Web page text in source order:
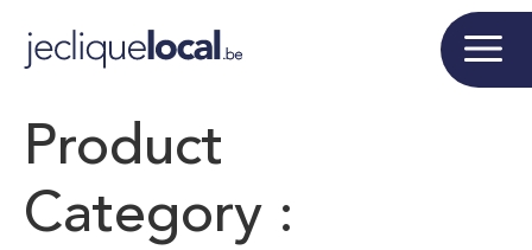
Product
Category :